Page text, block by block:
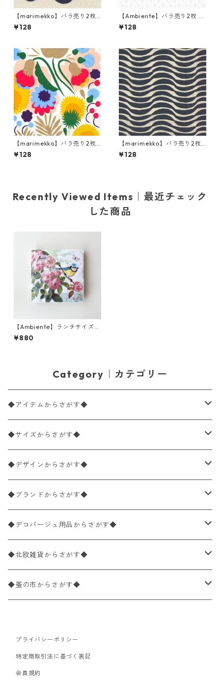
【marimekko】バラ売り2枚
ランチサイズ ペーパーナプキ
ン SUUR UNIKKO リネンxブル
¥128
【Ambiente】バラ売り2枚 ラ
ンチサイズ ペーパーナプキン
Baby Shoes ピンク
¥128
【marimekko】バラ売り2枚
ランチサイズ ペーパーナプキ
ン PIKKUKELLUKKA ホワイト
¥128
【marimekko】バラ売り2枚
ランチサイズ ペーパーナプキ
ン PALKO クリームxブルー
¥128
Recently Viewed Items｜最近チェック
した商品
【Ambiente】ランチサイズ
ペーパーナプキン Rose scent
ローズ 20枚入り
¥880
Category｜カテゴリー
◆アイテムからさがす◆
ペーパーナプキン2枚バラ売り
ペーパーナプキン1枚バラ売り
ペーパーナプキン20枚入りパック
ペーパーナプキン10枚入りパック
ライスペーパー
ペーパーリネンナプキン
ワックスペーパー
デコパージュ用品
◆サイズからさがす◆
33×33cm（ランチサイズ）
バラ売り
パック売り
25×25cm（カクテルサイズ）
バラ売り
パック売り
40×40cm（ディナーサイズ）
バラ売り
パック売り
21×21cm（ポケットサイズ）
バラ売り
33cm（ラウンド）
◆デザインからさがす◆
花柄
植物・グリーン柄
動物・鳥・昆虫・蝶柄
海・魚柄
食べ物・フルーツ・野菜・ドリンク柄
食器・カトラリー柄
◆ブランドからさがす◆
ドイツ製 IHR/イア
ランチサイズ
カクテルサイズ
ドイツ製 Ambiente/アンビエンテ
ランチサイズ
ドイツ製 Paperproducts Design
カクテルサイズ
ランチサイズ
カクテルサイズ
ドイツ製 ti-flair/ティーフレア
ランチサイズ
ドイツ製 PAW/パウ
◆デコパージュ用品からさがす◆
デコパージュ液
デコパージュ下地
デコパージュはさみ
3Dデコパージュ
◆北欧雑貨からさがす◆
シリコンモールド
トレイ
ポスター・カレンダー
◆蚤の市からさがす◆
北欧雑貨
デコパージュ用品
プライバシーポリシー
特定商取引法に基づく表記
会員規約